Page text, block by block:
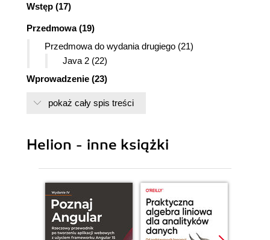
Wstęp (17)
Przedmowa (19)
Przedmowa do wydania drugiego (21)
Java 2 (22)
Wprowadzenie (23)
Warunki wstępne (23)
Dokumentacja on-line (25)
Zawartość rozdziałów (25)
Ćwiczenia (30)
Kody źródłowe (30)
Konwencje zapisu (31)
Wersje Javy (32)
Seminaria (32)
pokaż cały spis treści
Helion - inne książki